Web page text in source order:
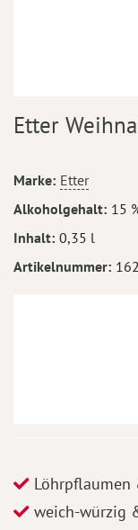
Anfang
springen
Etter
Mehr
Informationen
Marke Etter
Alkoholgehalt 15
Inhalt 0,35 l
Artikelnummer
Löhrpflaumen
weich-würzig